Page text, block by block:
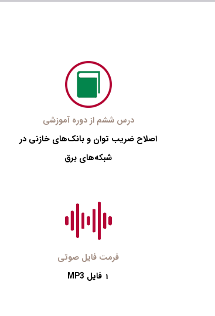
درس ششم از دوره آموزشی
اصلاح ضریب توان و بانک‌های خازنی در
شبکه‌های برق
فرمت فایل صوتی
1 فایل MP3